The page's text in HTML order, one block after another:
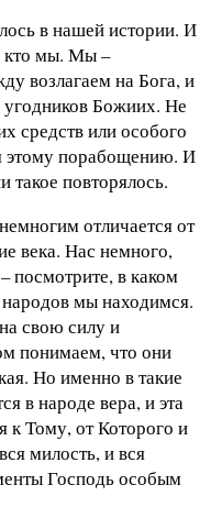
в нашей истории. И
кто мы. Мы –
возлагаем на Бога, и
Божиих. Не
средств или особого
этому порабощению. И
такое повторялось.
отличается от
века. Нас немного,
посмотрите, в каком
мы находимся.
свою силу и
понимаем, что они
Но именно в такие
в народе вера, и эта
к Тому, от Которого и
милость, и вся
Господь особым